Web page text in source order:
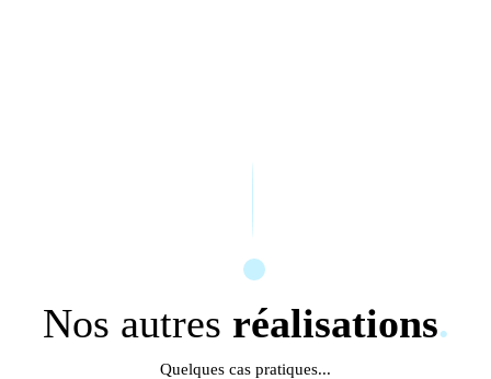
Nos autres réalisations.
Quelques cas pratiques...